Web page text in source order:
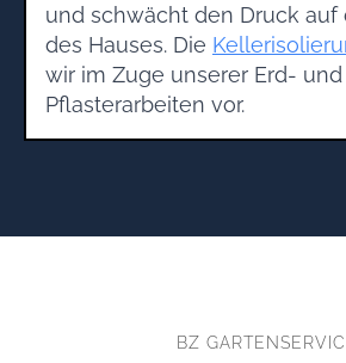
und schwächt den Druck auf
des Hauses. Die
wir im Zuge unserer Erd- und
Pflasterarbeiten vor.
BZ